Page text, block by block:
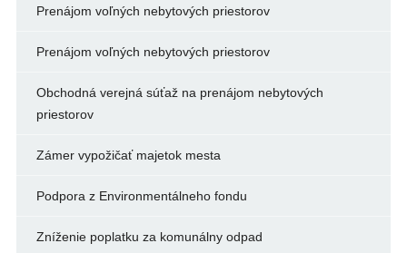
Prenájom voľných nebytových priestorov
Prenájom voľných nebytových priestorov
Obchodná verejná súťaž na prenájom nebytových
priestorov
Zámer vypožičať majetok mesta
Podpora z Environmentálneho fondu
Zníženie poplatku za komunálny odpad